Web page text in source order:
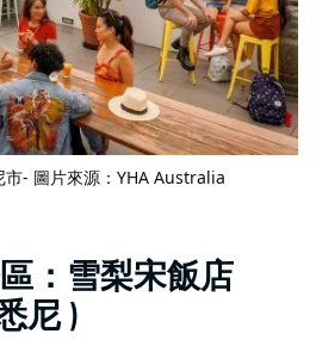
市- 圖片來源：YHA Australia
：雪梨宋飯店
尼 )